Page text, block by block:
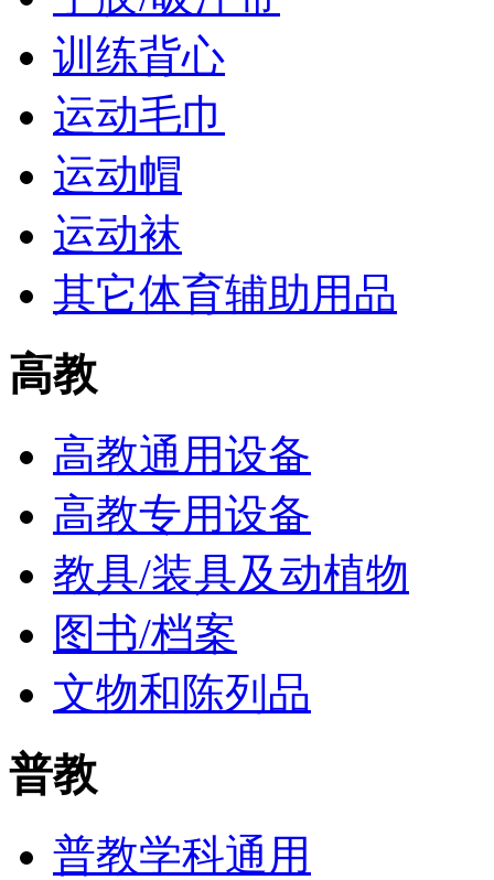
训练背心
运动毛巾
运动帽
运动袜
其它体育辅助用品
高教
高教通用设备
高教专用设备
教具/装具及动植物
图书/档案
文物和陈列品
普教
普教学科通用